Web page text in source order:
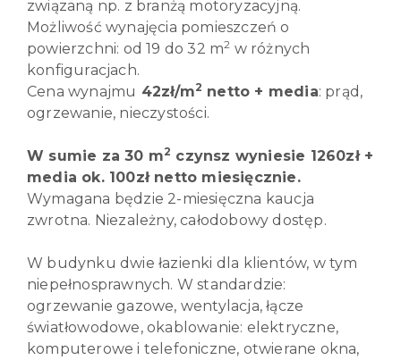
związaną np. z branżą motoryzacyjną.
Możliwość wynajęcia pomieszczeń o
powierzchni: od 19 do 32 m2 w różnych
konfiguracjach.
Cena wynajmu 42zł/m2 netto + media: prąd,
ogrzewanie, nieczystości.
W sumie za 30 m2 czynsz wyniesie 1260zł +
media ok. 100zł netto miesięcznie.
Wymagana będzie 2-miesięczna kaucja
zwrotna. Niezależny, całodobowy dostęp.
W budynku dwie łazienki dla klientów, w tym
niepełnosprawnych. W standardzie:
ogrzewanie gazowe, wentylacja, łącze
światłowodowe, okablowanie: elektryczne,
komputerowe i telefoniczne, otwierane okna,